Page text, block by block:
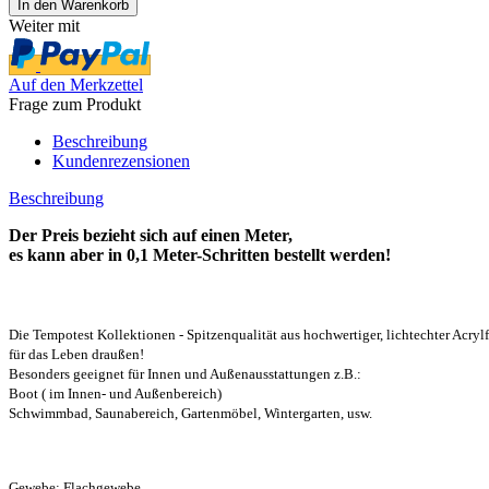
Weiter mit
Auf den Merkzettel
Frage zum Produkt
Beschreibung
Kundenrezensionen
Beschreibung
Der Preis bezieht sich auf einen Meter,
es kann aber in 0,1 Meter-Schritten bestellt werden!
Die Tempotest Kollektionen - Spitzenqualität aus hochwertiger, lichtechter
für das Leben draußen!
Besonders geeignet für Innen und Außenausstattungen z.B.:
Boot ( im Innen- und Außenbereich)
Schwimmbad, Saunabereich, Gartenmöbel, Wintergarten, usw.